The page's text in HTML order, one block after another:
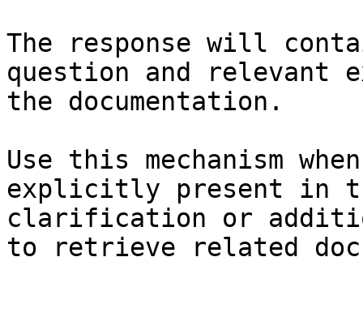
The response will
question and relevant
the documentation.
Use this mechanism
explicitly present in
clarification or